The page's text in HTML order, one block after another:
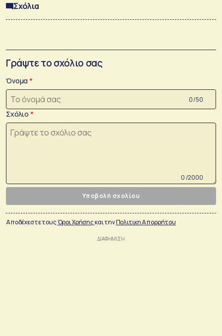
Σχόλια
Γράψτε το σχόλιο σας
Όνομα
0 /50
Σχόλιο
0 /2000
Υποβολή σχολίου
Αποδέχεστε τουςΌροι Χρήσηςκαι τηνΠολιτικη Απορρήτου